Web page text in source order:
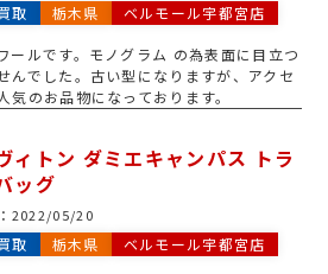
取 栃木県 ベルモール宇都宮店
ールです。モノグラム の為表面に目立つ
んでした。古い型になりますが、アクセ
のお品物になっております。
ィトン ダミエキャンパス トラ
ッグ
2022/05/20
取 栃木県 ベルモール宇都宮店